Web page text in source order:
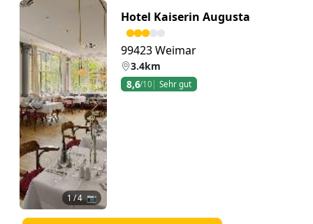
Zurück Weiter
1 / 4 📷
Hotel Kaiserin Augusta
99423 Weimar
3.4km
8,6/10 Sehr gut